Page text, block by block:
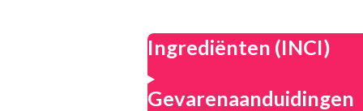
Ingrediënten (INCI)
Gevarenaanduidingen